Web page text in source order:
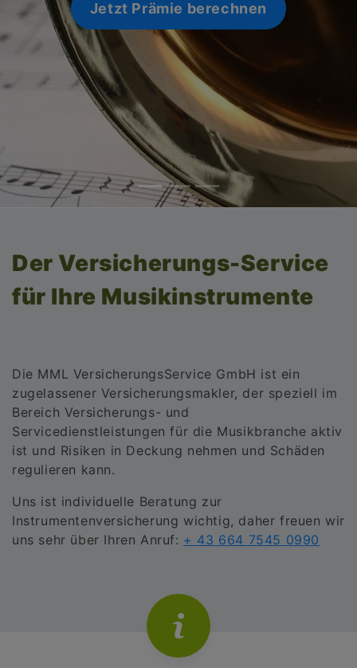
Jetzt Prämie berechnen
Jetzt Prämie berechnen
Der Versicherungs-Service
für Ihre Musikinstrumente
Die MML VersicherungsService GmbH ist ein
zugelassener Versicherungsmakler, der speziell im
Bereich Versicherungs- und
Servicedienstleistungen für die Musikbranche aktiv
ist und Risiken in Deckung nehmen und Schäden
regulieren kann.
Uns ist individuelle Beratung zur
Instrumentenversicherung wichtig, daher freuen wir
uns sehr über Ihren Anruf: + 43 664 7545 0990